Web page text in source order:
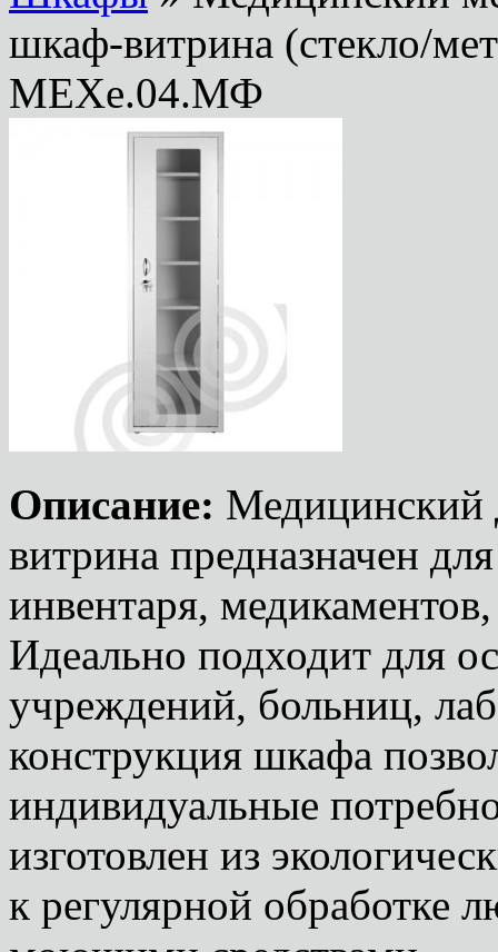
шкаф-витрина (стекло/
МЕХе.04.МФ
Описание: Медицинский
витрина предназначен
инвентаря,
Идеально подходит для
учреждений, больниц,
конструкция шкафа
индивидуальные
изготовлен из
к регулярной